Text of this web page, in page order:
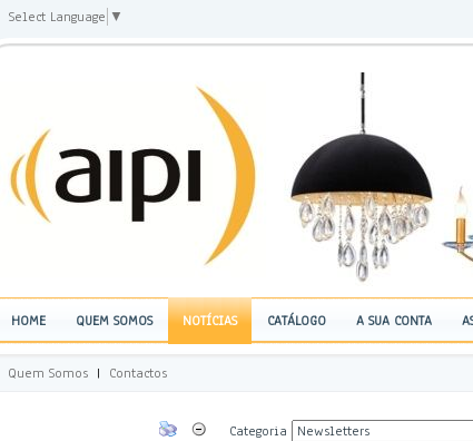
Select Language ▼
HOME QUEM SOMOS NOTÍCIAS CATÁLOGO A SUA CONTA
Quem Somos| Contactos
Categoria